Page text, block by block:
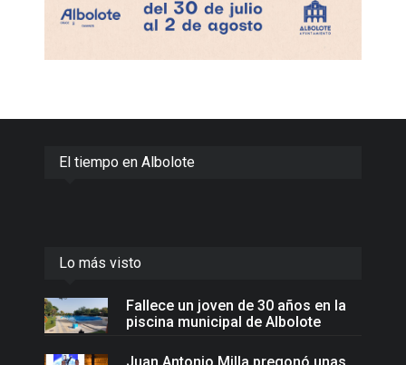
El tiempo en Albolote
Lo más visto
Fallece un joven de 30 años en la
piscina municipal de Albolote